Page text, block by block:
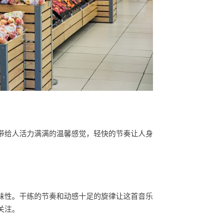
人活力满满的温馨感觉，轻快的节奏让人身
。干练的节奏和动感十足的旋律让这首音乐
。